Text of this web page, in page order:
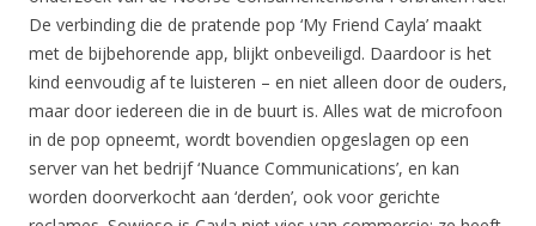
De verbinding die de pratende pop ‘My Friend Cayla’ maakt
met de bijbehorende app, blijkt onbeveiligd. Daardoor is het
kind eenvoudig af te luisteren – en niet alleen door de ouders,
maar door iedereen die in de buurt is. Alles wat de microfoon
in de pop opneemt, wordt bovendien opgeslagen op een
server van het bedrijf ‘Nuance Communications’, en kan
worden doorverkocht aan ‘derden’, ook voor gerichte